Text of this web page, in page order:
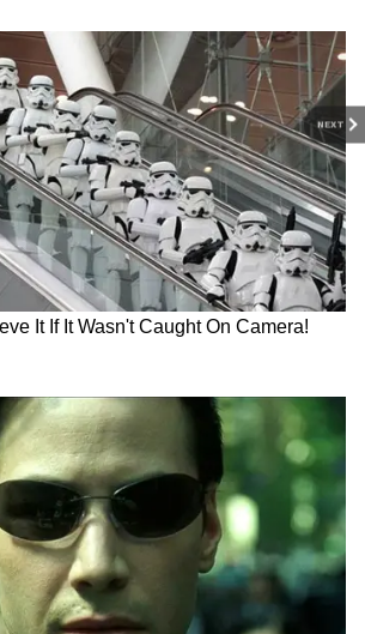
NEXT
প্রকল্পে বেকার ভাতা কবে?
আপডেট দিলেন শুভেন্দু
কর্মচারীদের মুখে হাসি! DA
নিয়ে বিস্ফোরক দাবি